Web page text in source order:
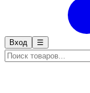
Вход ☰